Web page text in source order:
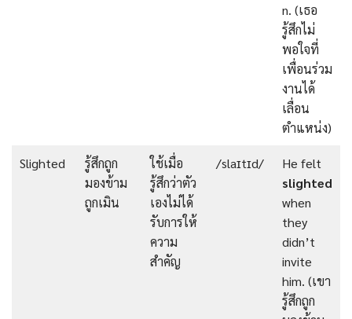
n. (เธอ
รู้สึกไม่
พอใจที่
เพื่อนร่วม
งานได้
เลื่อน
ตำแหน่ง)
Slighted
รู้สึกถูก
มองข้าม
ถูกเมิน
ใช้เมื่อ
รู้สึกว่าตัว
เองไม่ได้
รับการให้
ความ
สำคัญ
/slaɪtɪd/
He felt
slighted
when
they
didn’t
invite
him. (เขา
รู้สึกถูก